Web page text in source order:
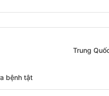
bệnh tật
Trung